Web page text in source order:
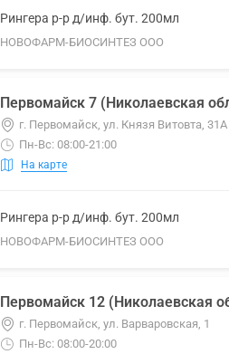
Рингера р-р д/инф. бут. 200мл
НОВОФАРМ-БИОСИНТЕЗ ООО
Первомайск 7 (Николаевская
г. Первомайск, ул. Князя Витовта, 31А
Пн-Вс: 08:00-21:00
На карте
Рингера р-р д/инф. бут. 200мл
НОВОФАРМ-БИОСИНТЕЗ ООО
Первомайск 12 (Николаевская
г. Первомайск, ул. Варваровская, 1
Пн-Вс: 08:00-20:00